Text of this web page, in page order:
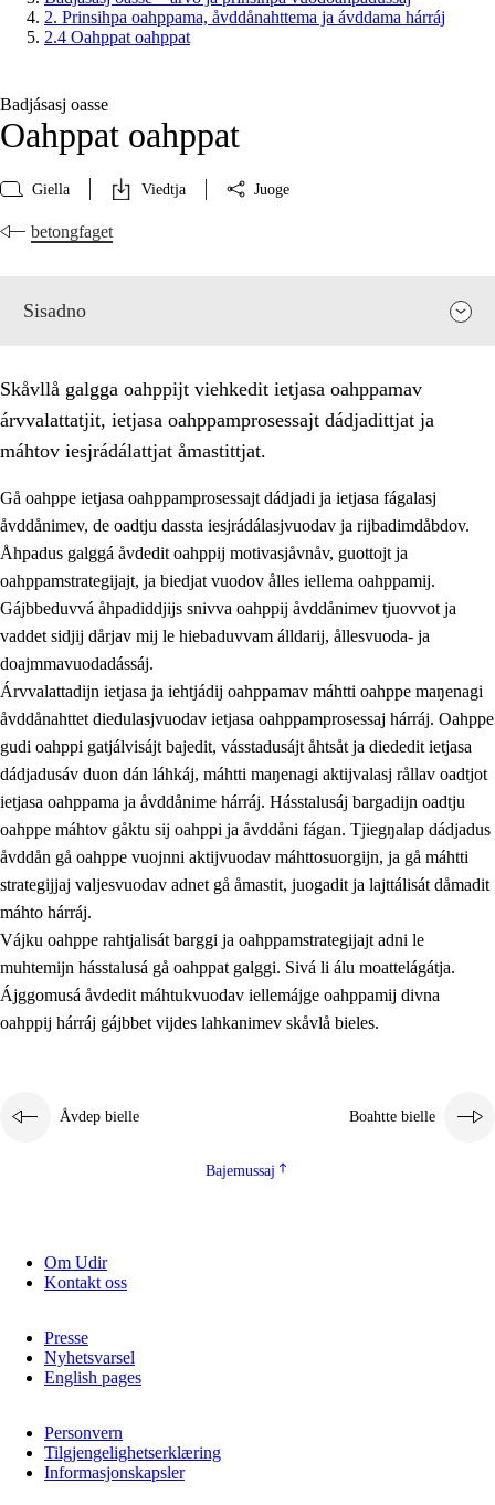
2. Prinsihpa oahppama, åvddånahttema ja ávddama hárráj
2.4 Oahppat oahppat
Badjásasj oasse
Oahppat oahppat
Giella Viedtja Juoge
betongfaget
Sisadno
Prinsihpa oahppama, åvddånahttema ja ávddama hárráj
2.1 Sosiála oahppam ja åvddånibme
2.2 Máhtudahka fágáj hárráj
2.3 Vuodulasj tjehpudagá
Oahppat oahppat
Doaresfágalasj tiemá
Skåvllå galgga oahppijt viehkedit ietjasa oahppamav
árvvalattatjit, ietjasa oahppamprosessajt dádjadittjat ja
máhtov iesjrádálattjat åmastittjat.
Gå oahppe ietjasa oahppamprosessajt dádjadi ja ietjasa fágalasj
åvddånimev, de oadtju dassta iesjrádálasjvuodav ja rijbadimdåbdov.
Åhpadus galggá åvdedit oahppij motivasjåvnåv, guottojt ja
oahppamstrategijajt, ja biedjat vuodov ålles iellema oahppamij.
Gájbbeduvvá åhpadiddjijs snivva oahppij åvddånimev tjuovvot ja
vaddet sidjij dårjav mij le hiebaduvvam álldarij, ållesvuoda- ja
doajmmavuodadássáj.
Árvvalattadijn ietjasa ja iehtjádij oahppamav máhtti oahppe maŋenagi
åvddånahttet diedulasjvuodav ietjasa oahppamprosessaj hárráj. Oahppe
gudi oahppi gatjálvisájt bajedit, vásstadusájt åhtsåt ja diededit ietjasa
dádjadusáv duon dán láhkáj, máhtti maŋenagi aktijvalasj rållav oadtjot
ietjasa oahppama ja åvddånime hárráj. Hásstalusáj bargadijn oadtju
oahppe máhtov gåktu sij oahppi ja åvddåni fágan. Tjiegŋalap dádjadus
åvddån gå oahppe vuojnni aktijvuodav máhttosuorgijn, ja gå máhtti
strategijjaj valjesvuodav adnet gå åmastit, juogadit ja lajttálisát dåmadit
máhto hárráj.
Vájku oahppe rahtjalisát barggi ja oahppamstrategijajt adni le
muhtemijn hásstalusá gå oahppat galggi. Sivá li álu moattelágátja.
Ájggomusá åvdedit máhtukvuodav iellemájge oahppamij divna
oahppij hárráj gájbbet vijdes lahkanimev skåvlå bieles.
Åvdep bielle Boahtte bielle
Bajemussaj
Om Udir
Kontakt oss
Presse
Nyhetsvarsel
English pages
Personvern
Tilgjengelighetserklæring
Informasjonskapsler